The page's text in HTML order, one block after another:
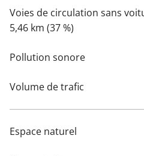
Voies de circulation sans
5,46 km (37 %)
Pollution sonore
Volume de trafic
Espace naturel